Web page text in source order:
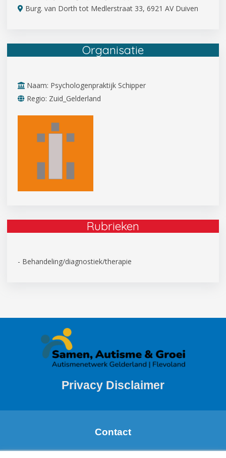
Burg. van Dorth tot Medlerstraat 33, 6921 AV Duiven
Organisatie
Naam: Psychologenpraktijk Schipper
Regio: Zuid_Gelderland
Rubrieken
- Behandeling/diagnostiek/therapie
Privacy Disclaimer
Contact